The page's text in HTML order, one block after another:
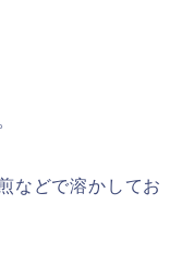
などで溶かしてお